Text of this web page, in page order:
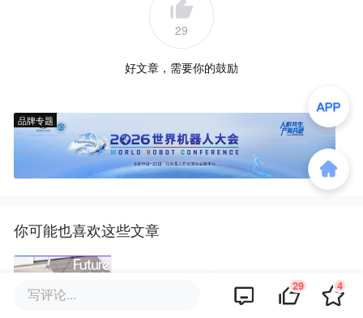
29
好文章，需要你的鼓励
品牌专题
你可能也喜欢这些文章
不等了！一个盲人上手造了个导
写评论... 29 4